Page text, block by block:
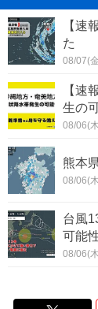
【速
た
08/07(
【速
生の
08/06(
熊本
08/06(
台風
可能
08/06(